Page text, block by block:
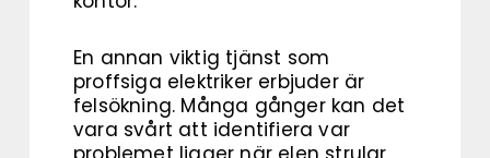
En annan viktig tjänst som
proffsiga elektriker erbjuder är
felsökning. Många gånger kan det
vara svårt att identifiera var